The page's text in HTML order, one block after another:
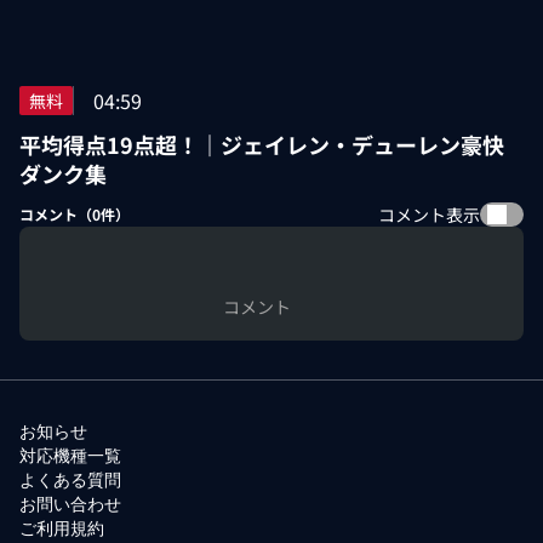
無料 04:59
平均得点19点超！｜ジェイレン・デューレン豪快
ダンク集
コメント（0件） コメント表示
コメント
お知らせ
対応機種一覧
よくある質問
お問い合わせ
ご利用規約